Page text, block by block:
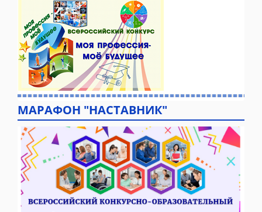
МАРАФОН "НАСТАВНИК"